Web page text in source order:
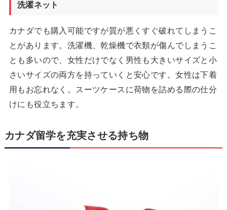
洗濯ネット
カナダでも購入可能ですが質が悪くすぐ破れてしまうこ
とがあります。洗濯機、乾燥機で衣類が傷んでしまうこ
とも多いので、女性だけでなく男性も大きいサイズと小
さいサイズの両方を持っていくと安心です。女性は下着
用もお忘れなく。スーツケースに荷物を詰める際の仕分
けにも役立ちます。
カナダ留学を充実させる持ち物